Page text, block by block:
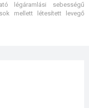
légáramlási sebességű
mellett létesített levegő